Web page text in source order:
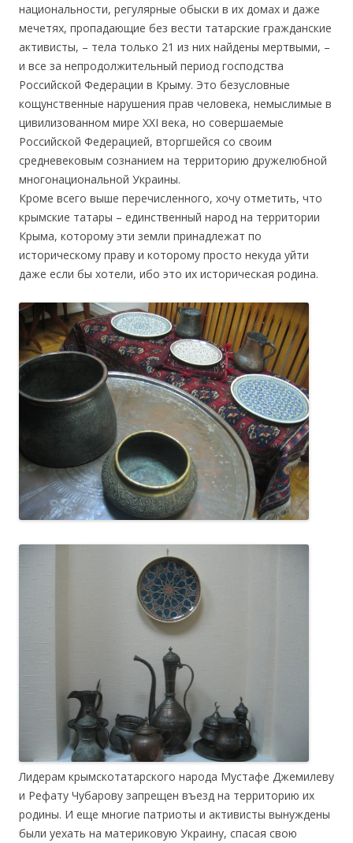
национальности, регулярные обыски в их домах и даже
мечетях, пропадающие без вести татарские гражданские
активисты, – тела только 21 из них найдены мертвыми, –
и все за непродолжительный период господства
Российской Федерации в Крыму. Это безусловные
кощунственные нарушения прав человека, немыслимые в
цивилизованном мире ХХІ века, но совершаемые
Российской Федерацией, вторгшейся со своим
средневековым сознанием на территорию дружелюбной
многонациональной Украины.
Кроме всего выше перечисленного, хочу отметить, что
крымские татары – единственный народ на территории
Крыма, которому эти земли принадлежат по
историческому праву и которому просто некуда уйти
даже если бы хотели, ибо это их историческая родина.
Лидерам крымскотатарского народа Мустафе Джемилеву
и Рефату Чубарову запрещен въезд на территорию их
родины. И еще многие патриоты и активисты вынуждены
были уехать на материковую Украину, спасая свою